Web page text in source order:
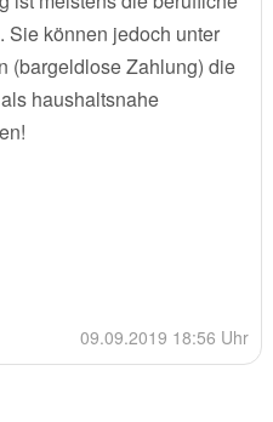
Sie können jedoch unter
(bargeldlose Zahlung) die
haushaltsnahe
09.09.2019 18:56 Uhr